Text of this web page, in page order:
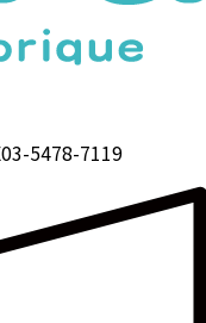
03-5478-7119